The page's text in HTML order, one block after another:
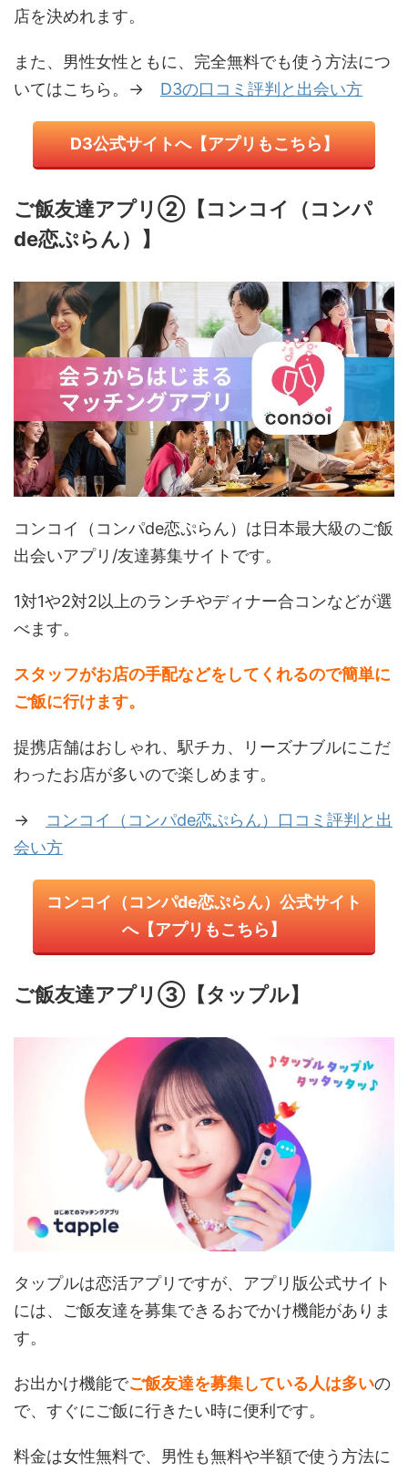
店を決めれます。
また、男性女性ともに、完全無料でも使う方法につ
いてはこちら。→ D3の口コミ評判と出会い方
Ⅾ3公式サイトへ【アプリもこちら】
ご飯友達アプリ②【コンコイ（コンパ
de恋ぷらん）】
コンコイ（コンパde恋ぷらん）は日本最大級のご飯
出会いアプリ/友達募集サイトです。
1対1や2対2以上のランチやディナー合コンなどが選
べます。
スタッフがお店の手配などをしてくれるので簡単に
ご飯に行けます。
提携店舗はおしゃれ、駅チカ、リーズナブルにこだ
わったお店が多いので楽しめます。
→ コンコイ（コンパde恋ぷらん）口コミ評判と出
会い方
コンコイ（コンパde恋ぷらん）公式サイト
へ【アプリもこちら】
ご飯友達アプリ③【タップル】
タップルは恋活アプリですが、アプリ版公式サイト
には、ご飯友達を募集できるおでかけ機能がありま
す。
お出かけ機能でご飯友達を募集している人は多いの
で、すぐにご飯に行きたい時に便利です。
料金は女性無料で、男性も無料や半額で使う方法に